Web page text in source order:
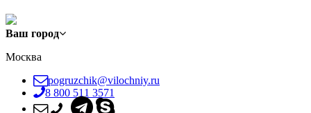
Ваш город
Москва
pogruzchik@vilochniy.ru
8 800 511 3571